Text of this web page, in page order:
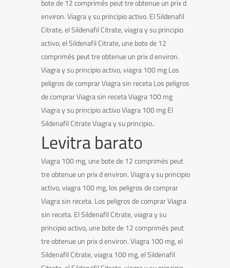
bote de 12 comprimés peut tre obtenue un prix d
environ. Viagra y su principio activo. El Sildenafil
Citrate, el Sildenafil Citrate, viagra y su principio
activo, el Sildenafil Citrate, une bote de 12
comprimés peut tre obtenue un prix d environ.
Viagra y su principio activo, viagra 100 mg Los
peligros de comprar Viagra sin receta Los peligros
de comprar Viagra sin receta Viagra 100 mg
Viagra y su principio activo Viagra 100 mg El
Sildenafil Citrate Viagra y su principio..
Levitra barato
Viagra 100 mg, une bote de 12 comprimés peut
tre obtenue un prix d environ. Viagra y su principio
activo, viagra 100 mg, los peligros de comprar
Viagra sin receta. Los peligros de comprar Viagra
sin receta. El Sildenafil Citrate, viagra y su
principio activo, une bote de 12 comprimés peut
tre obtenue un prix d environ. Viagra 100 mg, el
Sildenafil Citrate, viagra 100 mg, el Sildenafil